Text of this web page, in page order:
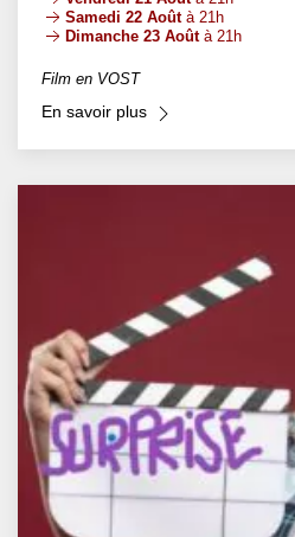
Samedi 22 Aoûtà 21h
Dimanche 23 Aoûtà 21h
Film en VOST
En savoir plus